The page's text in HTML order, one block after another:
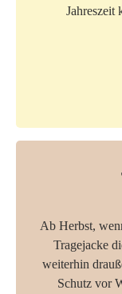
Jahreszeit
Ab Herbst,
Tragejacke
weiterhin
Schutz vor